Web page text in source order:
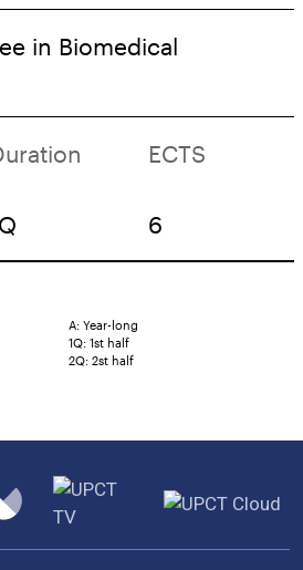
in Biomedical
ECTS
6
A: Year-long
1Q: 1st half
2Q: 2st half